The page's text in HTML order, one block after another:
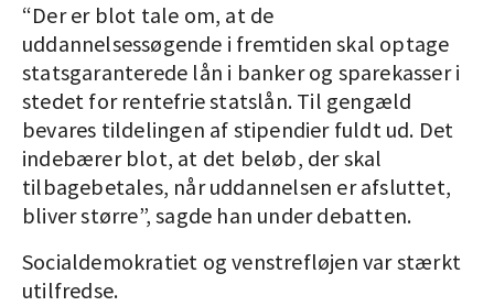
“Der er blot tale om, at de
uddannelsessøgende i fremtiden skal optage
statsgaranterede lån i banker og sparekasser i
stedet for rentefrie statslån. Til gengæld
bevares tildelingen af stipendier fuldt ud. Det
indebærer blot, at det beløb, der skal
tilbagebetales, når uddannelsen er afsluttet,
bliver større”, sagde han under debatten.
Socialdemokratiet og venstrefløjen var stærkt
utilfredse.